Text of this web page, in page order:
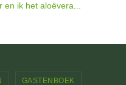
en ik het aloëvera...
kans gekregen een...
GASTENBOEK